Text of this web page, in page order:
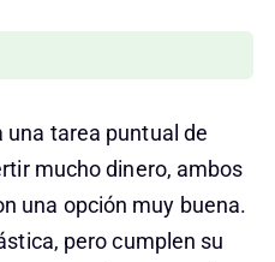
una tarea puntual de
mucho dinero, ambos
una opción muy buena.
pero cumplen su